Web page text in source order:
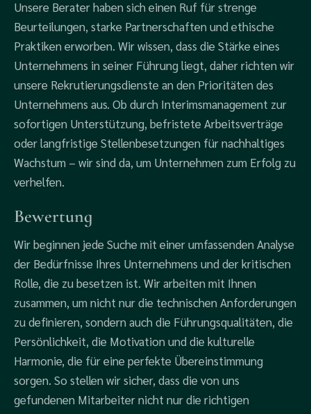
Unsere Berater haben sich einen Ruf für strenge
Beurteilungen, starke Partnerschaften und ethische
Praktiken erworben. Wir wissen, dass die Stärke eines
Unternehmens in seiner Führung liegt, daher richten wir
unsere Rekrutierungsdienste an den Prioritäten des
Unternehmens aus. Ob durch Interimsmanagement zur
sofortigen Unterstützung, befristete Arbeitsverträge
oder langfristige Stellenbesetzungen für nachhaltiges
Wachstum – wir sind da, um Unternehmen zum Erfolg zu
verhelfen.
Bewertung
Wir beginnen jede Suche mit einer umfassenden Analyse
der Bedürfnisse Ihres Unternehmens und der kritischen
Rolle, die zu besetzen ist. Wir arbeiten mit Ihnen
zusammen, um nicht nur die technischen Anforderungen
zu definieren, sondern auch die Führungsqualitäten, die
Persönlichkeit, die Motivation und die kulturelle
Harmonie, die für eine perfekte Übereinstimmung
sorgen. So stellen wir sicher, dass die von uns
gefundenen Mitarbeiter nicht nur die richtigen